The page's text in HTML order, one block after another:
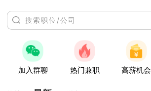
加入群聊 热门兼职 高薪机会